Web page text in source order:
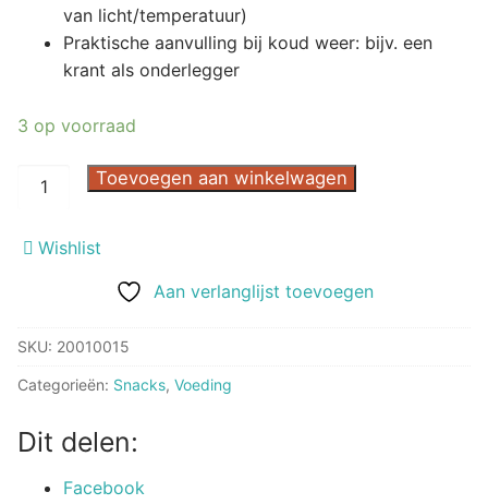
van licht/temperatuur)
Praktische aanvulling bij koud weer: bijv. een
krant als onderlegger
3 op voorraad
Hy-
g
Toevoegen aan winkelwagen
Wishlist
Aan verlanglijst toevoegen
SKU: 20010015
Categorieën: Snacks, Voeding
Dit delen:
Facebook